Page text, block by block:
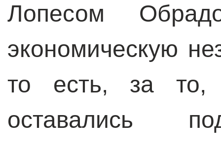
Лопесом
экономическую
то есть, за
оставались